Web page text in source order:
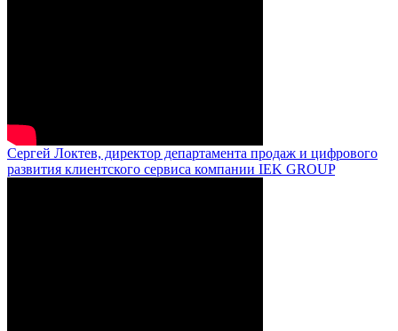
Сергей Локтев, директор департамента продаж и цифрового
развития клиентского сервиса компании IEK GROUP